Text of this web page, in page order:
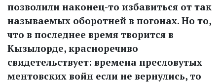
позволили наконец-то избавиться от так
называемых оборотней в погонах. Но то,
что в последнее время творится в
Кызылорде, красноречиво
свидетельствует: времена пресловутых
ментовских войн если не вернулись, то